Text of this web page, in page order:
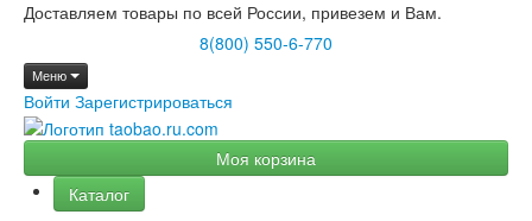
Доставляем товары по всей России, привезем и Вам.
8(800) 550-6-770
Меню
Войти Зарегистрироваться
Моя корзина
Каталог